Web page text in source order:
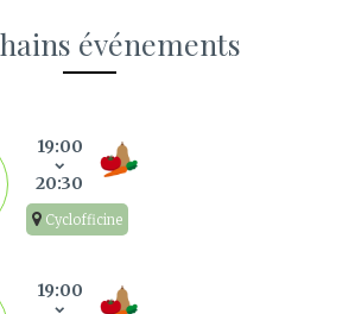
événements
19:00
20:30
Cyclofficine
19:00